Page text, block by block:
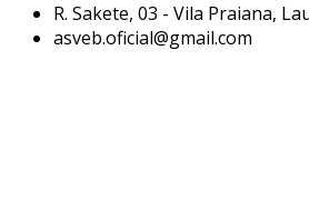
R. Sakete, 03 - Vila Praiana,
asveb.oficial@gmail.com